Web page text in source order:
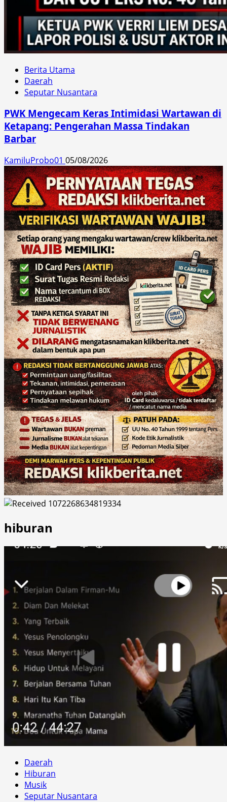
Berita Utama
Daerah
Seputar Nusantara
PWK Mengecam Keras Intimidasi Wartawan di
Ketapang: Pengerahan Massa Tindakan
Barbar
KamiluProbo01 05/08/2026
hiburan
Daerah
Hiburan
Musik
Seputar Nusantara